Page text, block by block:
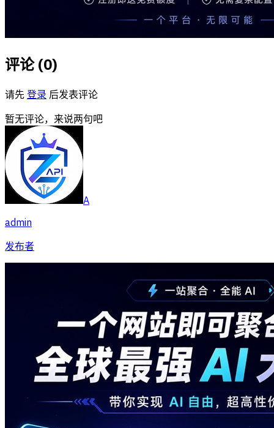
评论 (0)
请先 登录 后发表评论
暂无评论，来说两句吧
A
admin
发布者